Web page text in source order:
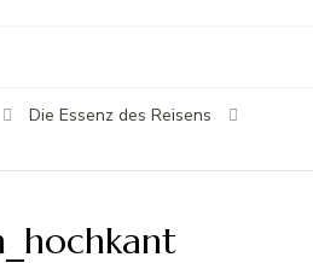
Die Essenz des Reisens